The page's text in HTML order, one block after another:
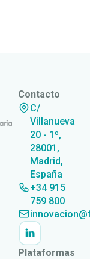
Contacto
C/
Villanueva
20 - 1º,
28001,
Madrid,
España
+34 915
759 800
Plataformas